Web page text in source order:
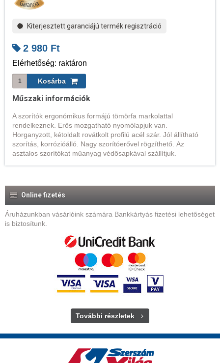
Kiterjesztett garanciájú termék regisztráció
2 980 Ft
Elérhetőség: raktáron
Műszaki információk
A szorítók ergonómikus formájú tömörfa markolattal
rendelkeznek. Erős mozgatható nyomólapjuk van.
Horganyzott, kétoldalt rovátkolt profilú acél szár. Jól állítható
szorítás, korrózióálló. Nagy szorítóerővel rögzíthető. Az
asztalos szorítókat műanyag védősapkával szállítjuk.
Online fizetés
Áruházunkban vásárlóink számára Bankkártyás fizetési lehetőséget
is biztosítunk.
További részletek